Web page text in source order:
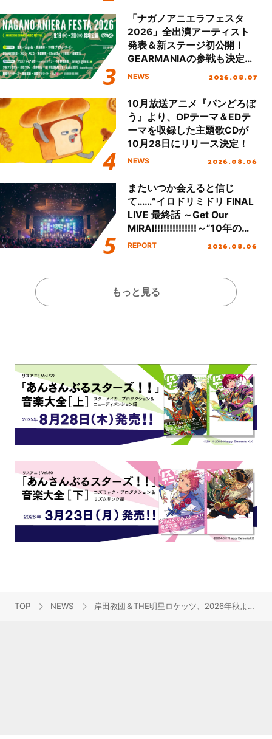
「ナガノアニエラフェスタ
2026」全出演アーティスト
発表＆新ステージ初公開！
GEARMANIAの参戦も決定
し、初となる第3ステージの
NEWS 2026.08.07
10月放送アニメ『パンどろぼ
う』より、OPテーマ＆EDテ
ーマを収録した主題歌CDが
10月28日にリリース決定！
NEWS 2026.08.06
またいつか会えると信じ
て……“イロドリミドリ FINAL
LIVE 最終話 ～Get Our
MIRAI!!!!!!!!!!!!!!～”10年の活
動を経てファイナルを迎える
REPORT 2026.08.06
もっと見る
TOP NEWS 岸田教団＆THE明星ロケッツ、2026年秋より放送の『とある暗部の少女共棲』EDテーマ担当決定！